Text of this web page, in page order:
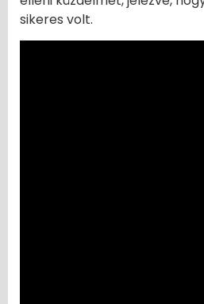
sikeres volt.